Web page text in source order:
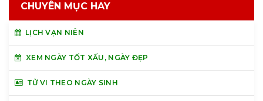
CHUYÊN MỤC HAY
LỊCH VẠN NIÊN
XEM NGÀY TỐT XẤU, NGÀY ĐẸP
TỬ VI THEO NGÀY SINH